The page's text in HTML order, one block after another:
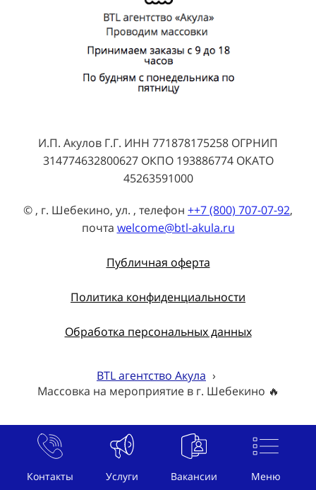
Контакты Услуги Вакансии Меню
И.П. Акулов Г.Г. ИНН 771878175258 ОГРНИП
314774632800627 ОКПО 193886774 ОКАТО
45263591000
© , г. Шебекино, ул. , телефон ++7 (800) 707-07-92,
почта welcome@btl-akula.ru
Публичная оферта
Политика конфиденциальности
Обработка персональных данных
BTL агентство Акула ›
Массовка на мероприятие в г. Шебекино 🔥
Меню: